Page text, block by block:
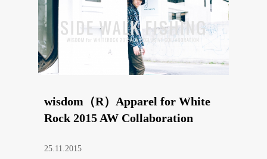
wisdom（R）Apparel for White
Rock 2015 AW Collaboration
25.11.2015